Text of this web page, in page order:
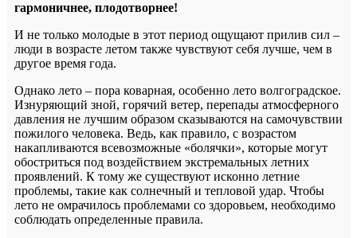
гармоничнее, плодотворнее!
И не только молодые в этот период ощущают прилив сил –
люди в возрасте летом также чувствуют себя лучше, чем в
другое время года.
Однако лето – пора коварная, особенно лето волгоградское.
Изнуряющий зной, горячий ветер, перепады атмосферного
давления не лучшим образом сказываются на самочувствии
пожилого человека. Ведь, как правило, с возрастом
накапливаются всевозможные «болячки», которые могут
обостриться под воздействием экстремальных летних
проявлений. К тому же существуют исконно летние
проблемы, такие как солнечный и тепловой удар. Чтобы
лето не омрачилось проблемами со здоровьем, необходимо
соблюдать определенные правила.